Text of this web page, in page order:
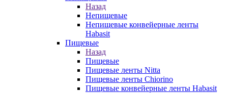
Назад
Непищевые
Непищевые конвейерные ленты
Habasit
Пищевые
Назад
Пищевые
Пищевые ленты Nitta
Пищевые ленты Chiorino
Пищевые конвейерные ленты Habasit